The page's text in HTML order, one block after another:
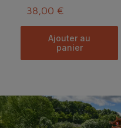
38,00 €
ajouter au
panier